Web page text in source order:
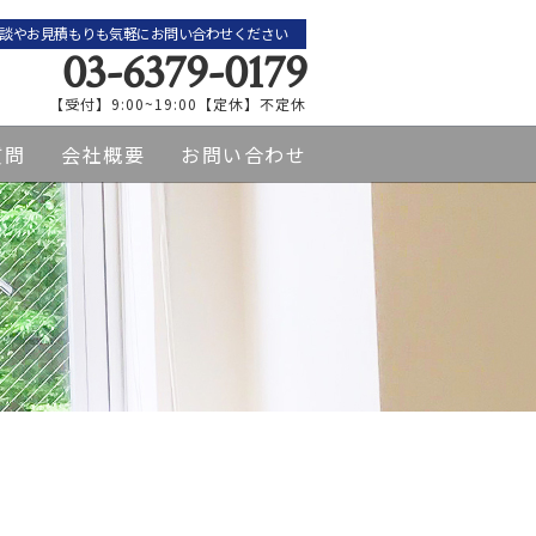
やお見積もりも気軽にお問い合わせください
03-6379-0179
【受付】9:00~19:00【定休】不定休
会社概要 お問い合わせ